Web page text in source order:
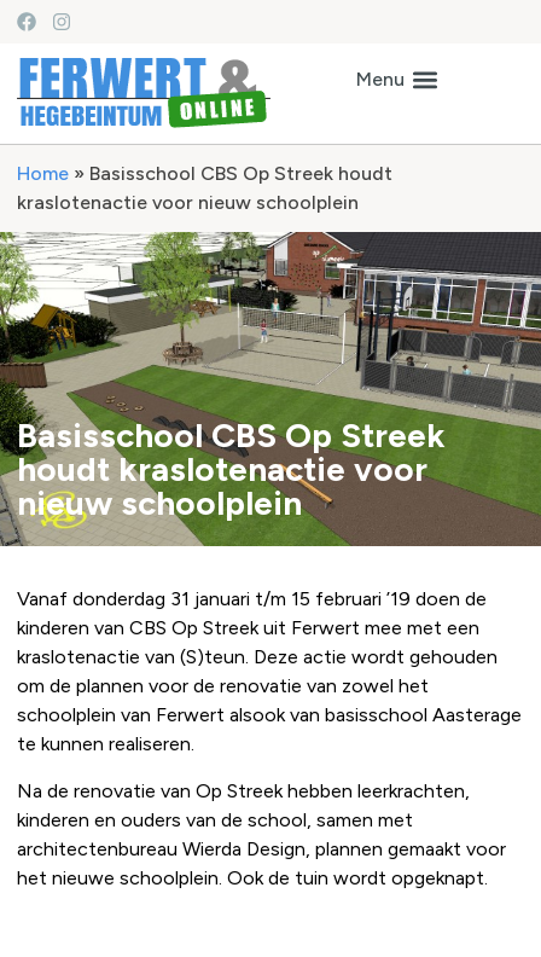
Home » Basisschool CBS Op Streek houdt
kraslotenactie voor nieuw schoolplein
Basisschool CBS Op Streek
houdt kraslotenactie voor
nieuw schoolplein
Vanaf donderdag 31 januari t/m 15 februari ’19 doen de
kinderen van CBS Op Streek uit Ferwert mee met een
kraslotenactie van (S)teun. Deze actie wordt gehouden
om de plannen voor de renovatie van zowel het
schoolplein van Ferwert alsook van basisschool Aasterage
te kunnen realiseren.
Na de renovatie van Op Streek hebben leerkrachten,
kinderen en ouders van de school, samen met
architectenbureau Wierda Design, plannen gemaakt voor
het nieuwe schoolplein. Ook de tuin wordt opgeknapt.